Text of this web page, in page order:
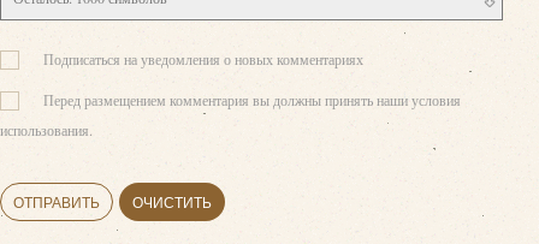
Подписаться на уведомления о новых комментариях
Перед размещением комментария вы должны принять наши условия
использования.
ОТПРАВИТЬ ОЧИСТИТЬ